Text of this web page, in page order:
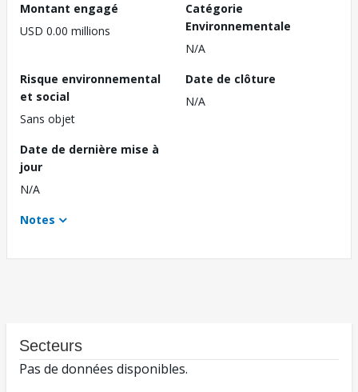
Montant engagé
USD 0.00 millions
Catégorie
Environnementale
N/A
Risque environnemental
et social
Sans objet
Date de clôture
N/A
Date de dernière mise à
jour
N/A
Notes
Secteurs
Pas de données disponibles.